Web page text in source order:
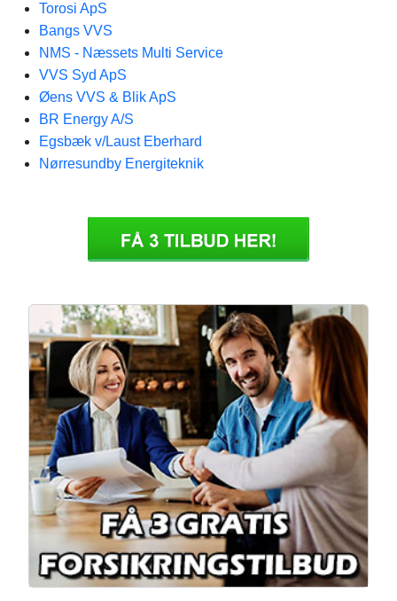
Torosi ApS
Bangs VVS
NMS - Næssets Multi Service
VVS Syd ApS
Øens VVS & Blik ApS
BR Energy A/S
Egsbæk v/Laust Eberhard
Nørresundby Energiteknik